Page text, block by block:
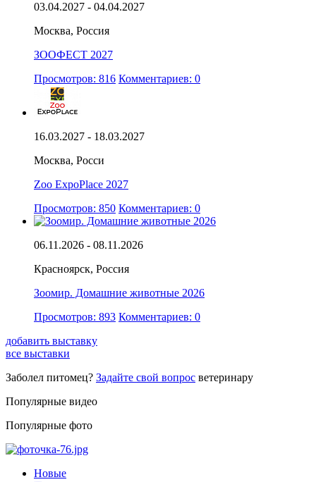
03.04.2027 - 04.04.2027
Москва, Россия
ЗООФЕСТ 2027
Просмотров: 816 Комментариев: 0
16.03.2027 - 18.03.2027
Москва, Росси
Zoo ExpoPlace 2027
Просмотров: 850 Комментариев: 0
06.11.2026 - 08.11.2026
Красноярск, Россия
Зоомир. Домашние животные 2026
Просмотров: 893 Комментариев: 0
добавить выставку
все выставки
Заболел питомец? Задайте свой вопрос ветеринару
Популярные видео
Популярные фото
Новые